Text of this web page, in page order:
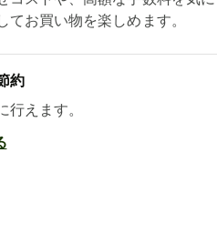
お買い物を楽しめます。
約
えます。